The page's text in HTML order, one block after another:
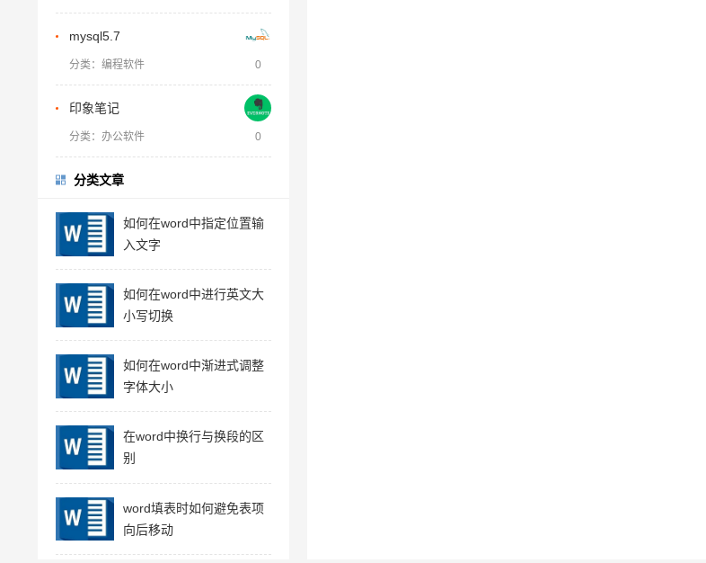
mysql5.7
分类：编程软件 0
印象笔记
分类：办公软件 0
分类文章
如何在word中指定位置输
入文字
如何在word中进行英文大
小写切换
如何在word中渐进式调整
字体大小
在word中换行与换段的区
别
word填表时如何避免表项
向后移动